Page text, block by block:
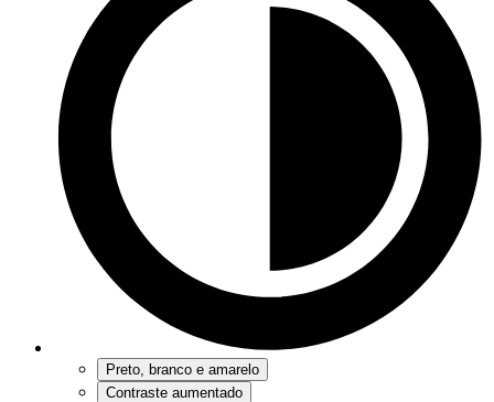
Preto, branco e amarelo
Contraste aumentado